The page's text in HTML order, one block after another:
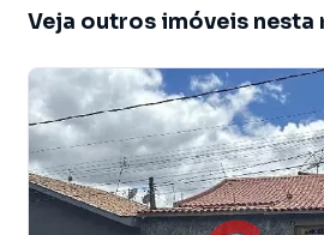
Veja outros imóveis nesta